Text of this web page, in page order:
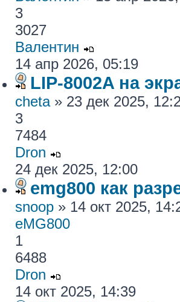
3
3027
Валентин
14 апр 2026, 05:19
LIP-8002A на
cheta» 23 дек 2025,
3
7484
Dron
24 дек 2025, 12:00
emg800 как
snoop » 14 окт 2025,
eMG800
1
6488
Dron
14 окт 2025, 14:39